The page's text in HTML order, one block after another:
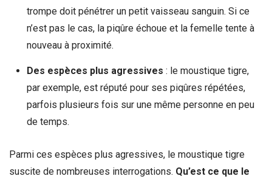
trompe doit pénétrer un petit vaisseau sanguin. Si ce
n’est pas le cas, la piqûre échoue et la femelle tente à
nouveau à proximité.
Des espèces plus agressives : le moustique tigre,
par exemple, est réputé pour ses piqûres répétées,
parfois plusieurs fois sur une même personne en peu
de temps.
Parmi ces espèces plus agressives, le moustique tigre
suscite de nombreuses interrogations. Qu’est ce que le